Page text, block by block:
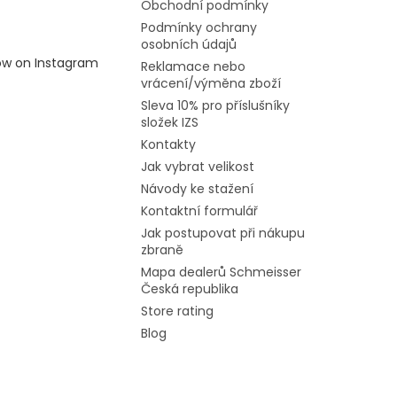
on Instagram
Obchodní podmínky
Podmínky ochrany
osobních údajů
Reklamace nebo
vrácení/výměna zboží
Sleva 10% pro příslušníky
složek IZS
Kontakty
Jak vybrat velikost
Návody ke stažení
Kontaktní formulář
Jak postupovat při nákupu
zbraně
Mapa dealerů Schmeisser
Česká republika
Store rating
Blog